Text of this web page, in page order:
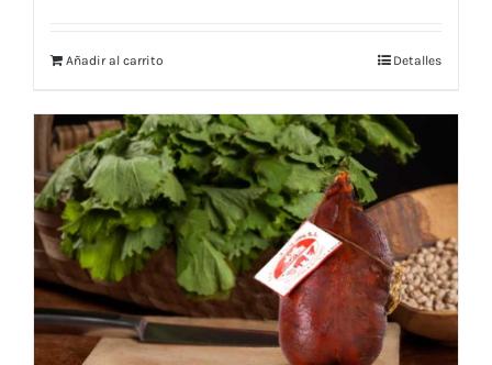
Añadir al carrito Detalles